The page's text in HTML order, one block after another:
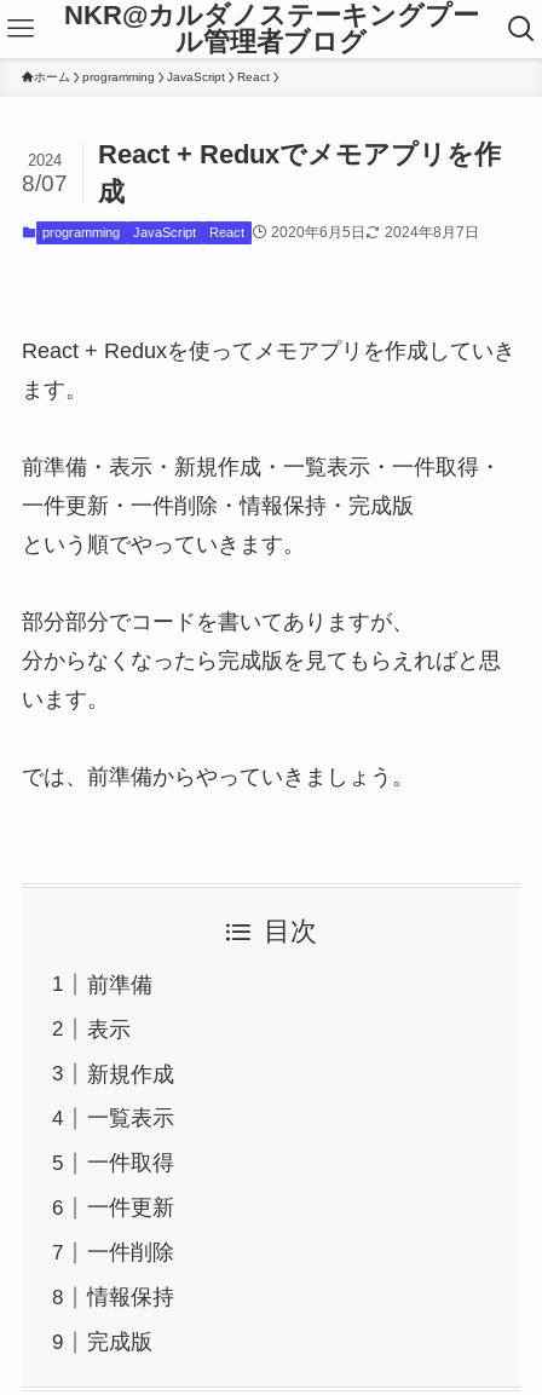
NKR@カルダノステーキングプー
ル管理者ブログ
ホーム programming JavaScript React
React + Reduxでメモアプリを作
成
2024
8/07
programming JavaScript React 2020年6月5日 2024年8月7日
React + Reduxを使ってメモアプリを作成していき
ます。
前準備・表示・新規作成・一覧表示・一件取得・
一件更新・一件削除・情報保持・完成版
という順でやっていきます。
部分部分でコードを書いてありますが、
分からなくなったら完成版を見てもらえればと思
います。
では、前準備からやっていきましょう。
目次
前準備
表示
新規作成
一覧表示
一件取得
一件更新
一件削除
情報保持
完成版